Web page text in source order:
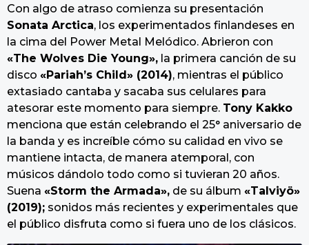
Con algo de atraso comienza su presentación
Sonata Arctica, los experimentados finlandeses en
la cima del Power Metal Melódico. Abrieron con
«The Wolves Die Young», la primera canción de su
disco «Pariah’s Child» (2014), mientras el público
extasiado cantaba y sacaba sus celulares para
atesorar este momento para siempre. Tony Kakko
menciona que están celebrando el 25° aniversario de
la banda y es increíble cómo su calidad en vivo se
mantiene intacta, de manera atemporal, con
músicos dándolo todo como si tuvieran 20 años.
Suena «Storm the Armada», de su álbum «Talviyö»
(2019); sonidos más recientes y experimentales que
el público disfruta como si fuera uno de los clásicos.